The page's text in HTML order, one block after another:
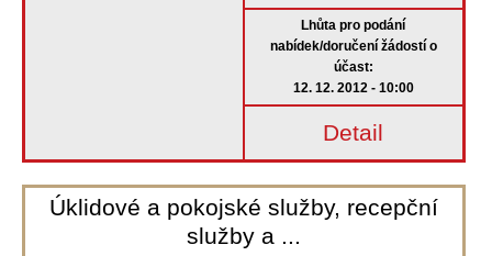
Lhůta pro podání
nabídek/doručení žádostí o
účast:
12. 12. 2012 - 10:00
Detail
Úklidové a pokojské služby, recepční
služby a ...